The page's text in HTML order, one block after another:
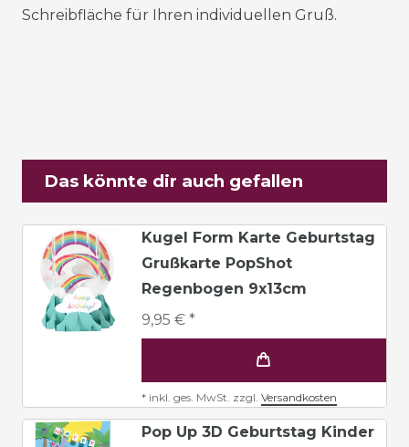
Schreibfläche für Ihren individuellen Gruß.
Das könnte dir auch gefallen
Kugel Form Karte Geburtstag
Grußkarte PopShot
Regenbogen 9x13cm
9,95 € *
* inkl. ges. MwSt. zzgl. Versandkosten
Pop Up 3D Geburtstag Kinder